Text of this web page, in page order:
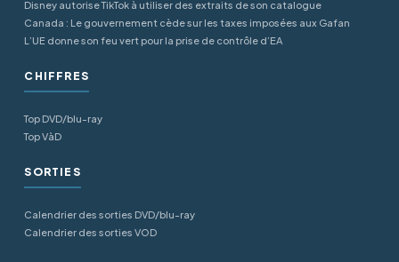
Disney autorise TikTok à utiliser des extraits de son catalogue
Canada : Le gouvernement cède sur les taxes imposées aux Gafan
L’UE donne son feu vert pour la prise de contrôle d’EA
CHIFFRES
Top DVD/blu-ray
Top VàD
SORTIES
Calendrier des sorties DVD/blu-ray
Calendrier des sorties VOD